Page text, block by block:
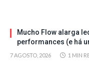
Mucho Flow alarga
performances (e há
7 AGOSTO, 2026 1 MIN